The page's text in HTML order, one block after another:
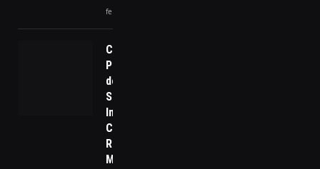
fevereiro 28, 2025
Chuva em São
Paulo: Estado
de Alerta e
Seus
Impactos na
Capital e
Região
Metropolitana